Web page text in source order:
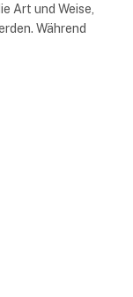
Art und Weise,
Während